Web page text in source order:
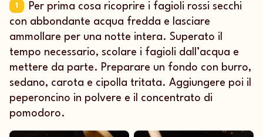
1
Per prima cosa ricoprire i fagioli rossi secchi
con abbondante acqua fredda e lasciare
ammollare per una notte intera. Superato il
tempo necessario, scolare i fagioli dall’acqua e
mettere da parte. Preparare un fondo con burro,
sedano, carota e cipolla tritata. Aggiungere poi il
peperoncino in polvere e il concentrato di
pomodoro.